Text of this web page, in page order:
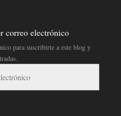
correo electrónico
para suscribirte a este blog y